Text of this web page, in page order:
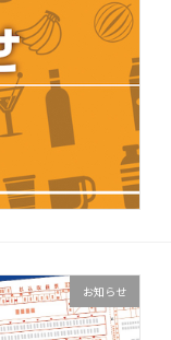
お知らせ